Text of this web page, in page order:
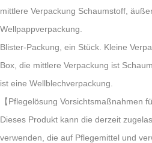
mittlere Verpackung Schaumstoff,
Wellpappverpackung.
Blister-Packung, ein Stück. Kleine
Box, die mittlere Verpackung ist
ist eine Wellblechverpackung.
【Pflegelösung Vorsichtsmaßnahmen
Dieses Produkt kann die derzeit
verwenden, die auf Pflegemittel und